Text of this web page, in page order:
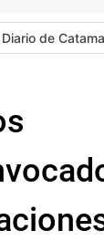
de